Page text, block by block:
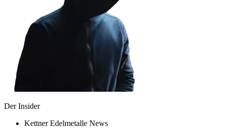
Der Insider
Kettner Edelmetalle News